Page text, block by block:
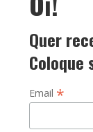
Quer
Coloque
Email *